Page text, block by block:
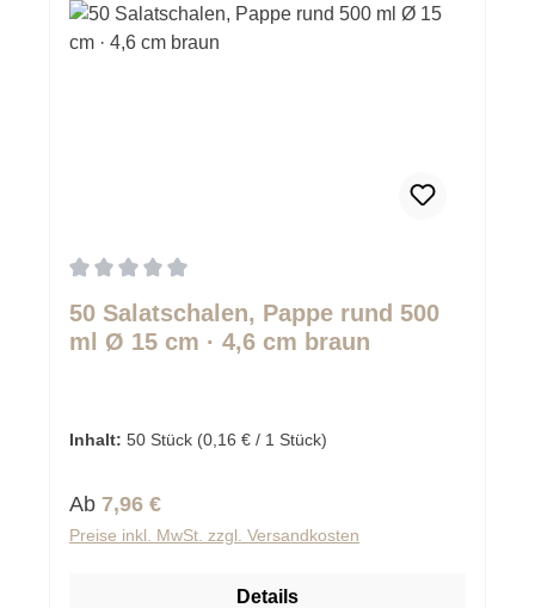
50 Salatschalen, Pappe rund 500
ml Ø 15 cm · 4,6 cm braun
Inhalt: 50 Stück (0,16 € / 1 Stück)
Regulärer Preis:
Ab 7,96 €
Preise inkl. MwSt. zzgl. Versandkosten
Details